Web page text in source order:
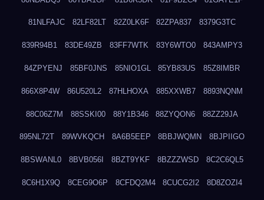
81NLFAJC 82LF82LT 82Z0LK6F 82ZPA837 8379G3TC
839R94B1 83DE49ZB 83FF7WTK 83Y6WTO0 843AMPY3
84ZPYENJ 85BF0JNS 85NIO1GL 85YB83US 85Z8IMBR
866X8P4W 86U520L2 87HLHOXA 885XXWB7 8893NQNM
88C06Z7M 88SSKI00 88Y1B346 88ZYQON6 88ZZ29JA
895NL72T 89WVKQCH 8A6B5EEP 8BBJWQMN 8BJPIIGO
8BSWANL0 8BVB056I 8BZT9YKF 8BZZZWSD 8C2C6QL5
8C6H1X9Q 8CEG9O6P 8CFDQ2M4 8CUCG2I2 8D8ZOZI4